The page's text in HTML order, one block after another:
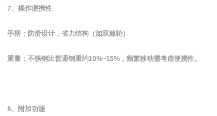
7、操作便携性
手柄：防滑设计，省力结构（如双棘轮）
重量：不锈钢比普通钢重约10%~15%，频繁移动需考虑便携性。
8、附加功能